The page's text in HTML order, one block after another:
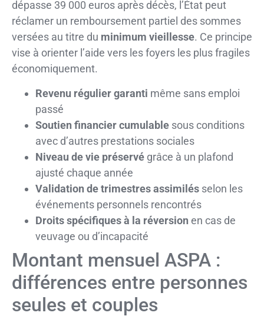
dépasse 39 000 euros après décès, l’État peut
réclamer un remboursement partiel des sommes
versées au titre du minimum vieillesse. Ce principe
vise à orienter l’aide vers les foyers les plus fragiles
économiquement.
Revenu régulier garanti même sans emploi
passé
Soutien financier cumulable sous conditions
avec d’autres prestations sociales
Niveau de vie préservé grâce à un plafond
ajusté chaque année
Validation de trimestres assimilés selon les
événements personnels rencontrés
Droits spécifiques à la réversion en cas de
veuvage ou d’incapacité
Montant mensuel ASPA :
différences entre personnes
seules et couples